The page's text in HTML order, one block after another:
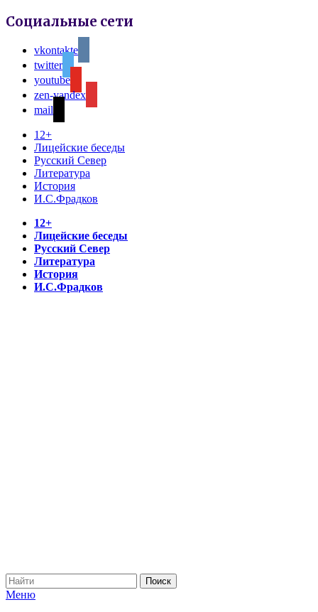
Социальные сети
vkontakte
twitter
youtube
zen-yandex
mail
12+
Лицейские беседы
Русский Север
Литература
История
И.С.Фрадков
12+
Лицейские беседы
Русский Север
Литература
История
И.С.Фрадков
Меню